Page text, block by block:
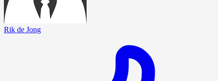
Rik de Jong